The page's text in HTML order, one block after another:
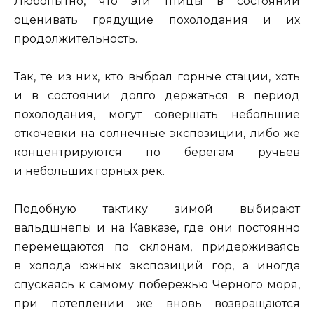
оценивать грядущие похолодания и их
продолжительность.
Так, те из них, кто выбрал горные стации, хоть
и в состоянии долго держаться в период
похолодания, могут совершать небольшие
откочевки на солнечные экспозиции, либо же
концентрируются по берегам ручьев
и небольших горных рек.
Подобную тактику зимой выбирают
вальдшнепы и на Кавказе, где они постоянно
перемещаются по склонам, придерживаясь
в холода южных экспозиций гор, а иногда
спускаясь к самому побережью Черного моря,
при потеплении же вновь возвращаются